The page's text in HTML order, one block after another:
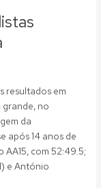
resultados em
grande, no
da
após 14 anos de
com 52:49.5;
e António